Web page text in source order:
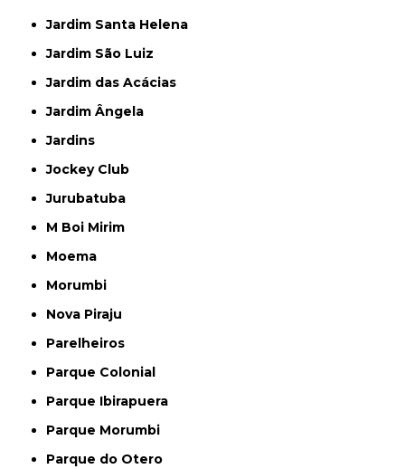
Jardim Santa Helena
Jardim São Luiz
Jardim das Acácias
Jardim Ângela
Jardins
Jockey Club
Jurubatuba
M Boi Mirim
Moema
Morumbi
Nova Piraju
Parelheiros
Parque Colonial
Parque Ibirapuera
Parque Morumbi
Parque do Otero